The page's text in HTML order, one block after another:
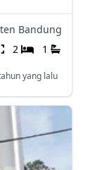
Bandung
2 1
yang lalu